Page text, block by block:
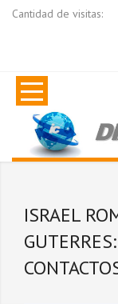
Cantidad de visitas:
ISRAEL